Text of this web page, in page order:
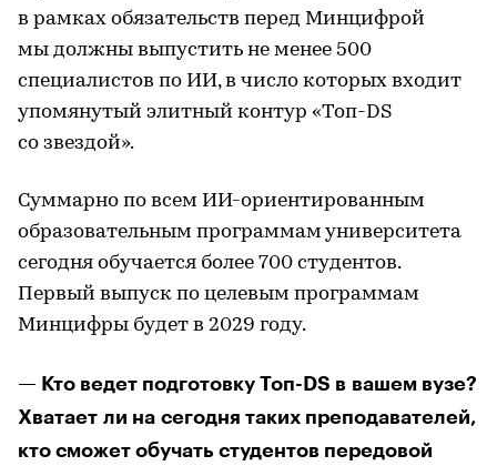
в рамках обязательств перед Минцифрой
мы должны выпустить не менее 500
специалистов по ИИ, в число которых входит
упомянутый элитный контур «Топ-DS
со звездой».
Суммарно по всем ИИ-ориентированным
образовательным программам университета
сегодня обучается более 700 студентов.
Первый выпуск по целевым программам
Минцифры будет в 2029 году.
— Кто ведет подготовку Топ-DS в вашем вузе?
Хватает ли на сегодня таких преподавателей,
кто сможет обучать студентов передовой